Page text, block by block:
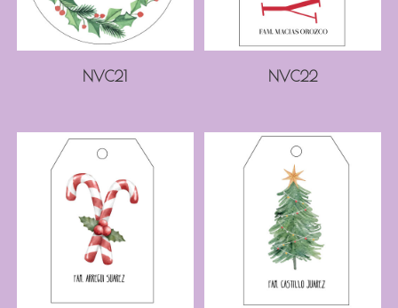
NVC21 NVC22